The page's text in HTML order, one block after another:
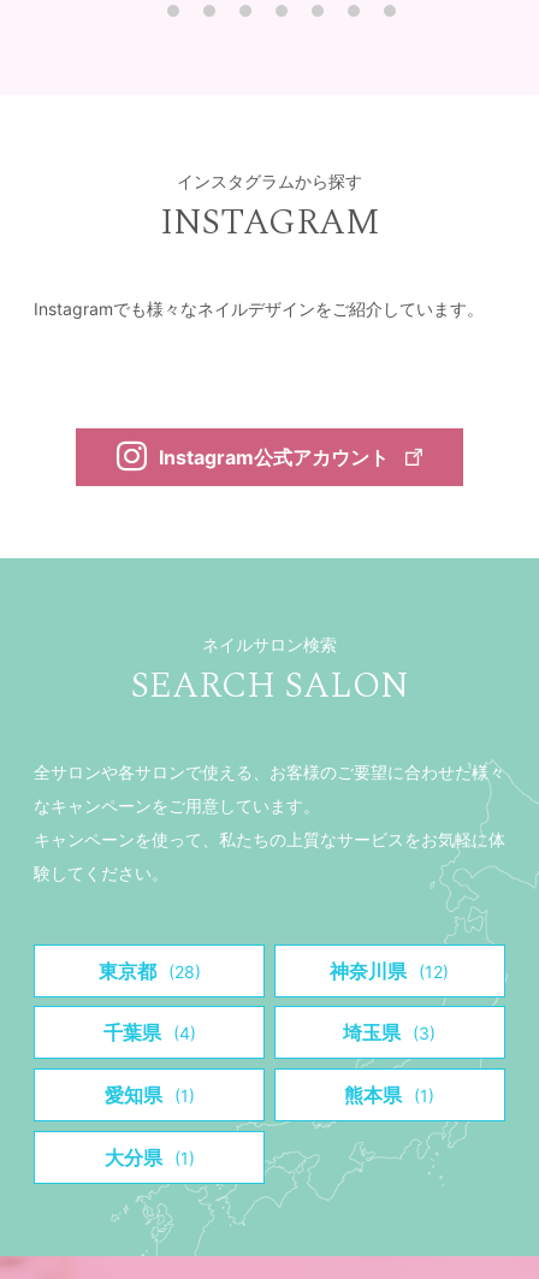
インスタグラムから探す
INSTAGRAM
Instagramでも様々なネイルデザインをご紹介しています。
Instagram公式アカウント
ネイルサロン検索
SEARCH SALON
全サロンや各サロンで使える、お客様のご要望に合わせた様々
なキャンペーンをご用意しています。
キャンペーンを使って、私たちの上質なサービスをお気軽に体
験してください。
東京都 (28) 神奈川県 (12)
千葉県 (4) 埼玉県 (3)
愛知県 (1) 熊本県 (1)
大分県 (1)